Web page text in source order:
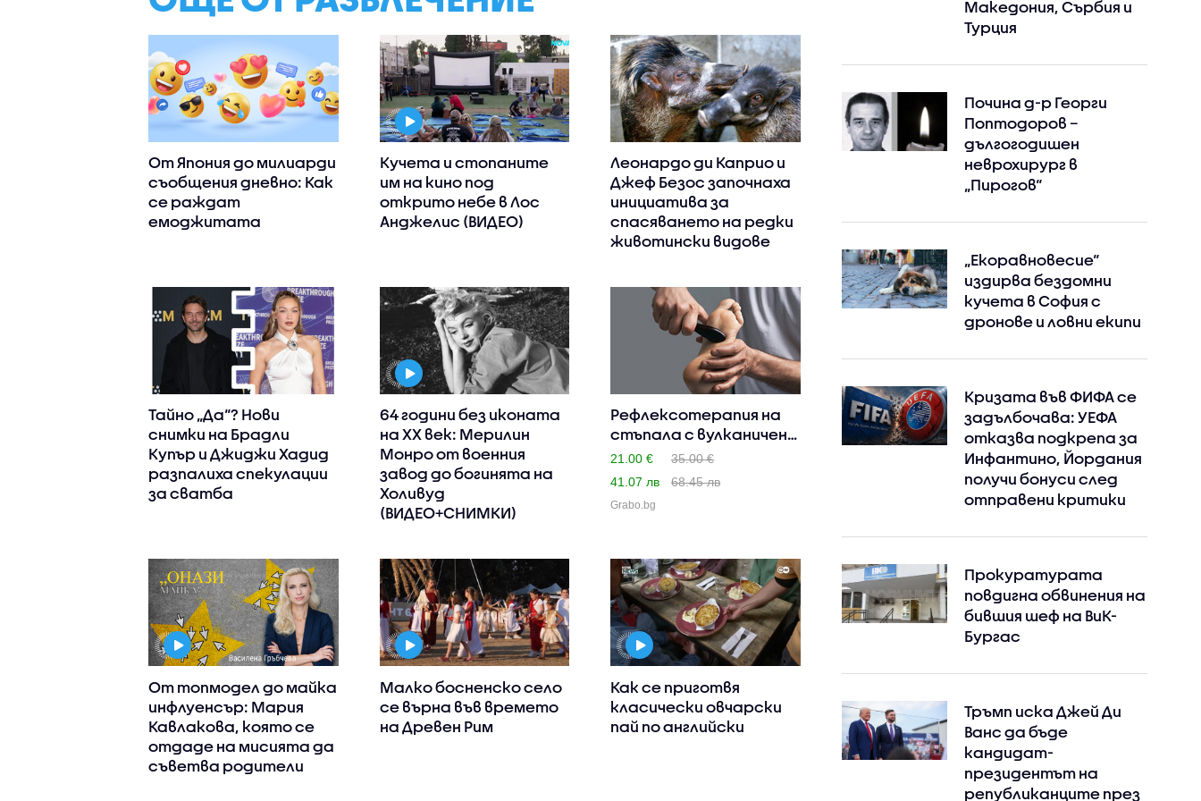
От Япония до милиарди
съобщения дневно: Как
се раждат
емоджитата
Кучета и стопаните
им на кино под
открито небе в Лос
Анджелис (ВИДЕО)
Леонардо ди Каприо и
Джеф Безос започнаха
инициатива за
спасяването на редки
животински видове
Тайно „Да“? Нови
снимки на Брадли
Купър и Джиджи Хадид
разпалиха спекулации
за сватба
64 години без иконата
на XX век: Мерилин
Монро от военния
завод до богинята на
Холивуд
(ВИДЕО+СНИМКИ)
Рефлексотерапия на
стъпала с вулканичен
камък
21.00 €
35.00 €
41.07 лв
68.45 лв
Grabo.bg
От топмодел до майка
инфлуенсър: Мария
Кавлакова, която се
отдаде на мисията да
съветва родители
Малко босненско село
се върна във времето
на Древен Рим
Как се приготвя
класически овчарски
пай по английски
Македония, Сърбия и
Турция
Почина д-р Георги
Поптодоров –
дългогодишен
неврохирург в
„Пирогов“
„Екоравновесие“
издирва бездомни
кучета в София с
дронове и ловни екипи
Кризата във ФИФА се
задълбочава: УЕФА
отказва подкрепа за
Инфантино, Йордания
получи бонуси след
отправени критики
Прокуратурата
повдигна обвинения на
бившия шеф на ВиК-
Бургас
Тръмп иска Джей Ди
Ванс да бъде
кандидат-
президентът на
републиканците през